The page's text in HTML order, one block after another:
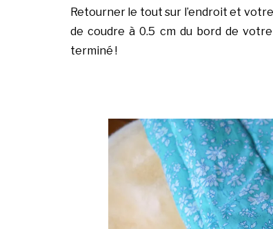
Retourner le tout sur l’endroit et
de coudre à 0.5 cm du bord de
terminé !